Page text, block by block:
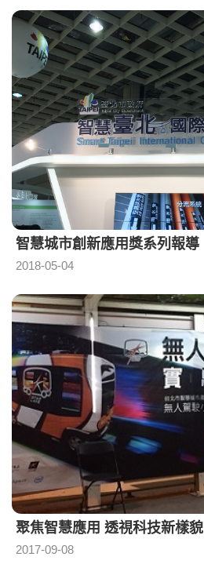
智慧城市創新應用獎系列報導
2018-05-04
聚焦智慧應用 透視科技新樣貌
2017-09-08